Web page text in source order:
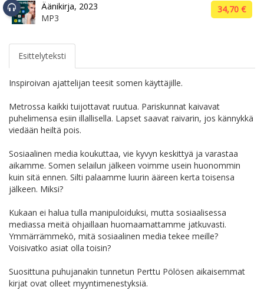
Äänikirja, 2023
MP3
34,70 €
Esittelyteksti
Inspiroivan ajattelijan teesit somen käyttäjille.
Metrossa kaikki tuijottavat ruutua. Pariskunnat kaivavat
puhelimensa esiin illallisella. Lapset saavat raivarin, jos kännykkä
viedään heiltä pois.
Sosiaalinen media koukuttaa, vie kyvyn keskittyä ja varastaa
aikamme. Somen selailun jälkeen voimme usein huonommin
kuin sitä ennen. Silti palaamme luurin ääreen kerta toisensa
jälkeen. Miksi?
Kukaan ei halua tulla manipuloiduksi, mutta sosiaalisessa
mediassa meitä ohjaillaan huomaamattamme jatkuvasti.
Ymmärrämmekö, mitä sosiaalinen media tekee meille?
Voisivatko asiat olla toisin?
Suosittuna puhujanakin tunnetun Perttu Pölösen aikaisemmat
kirjat ovat olleet myyntimenestyksiä.